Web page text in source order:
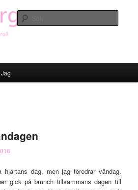
Jag
hjärtans dag, men jag föredrar vändag.
gick på brunch tillsammans dagen till